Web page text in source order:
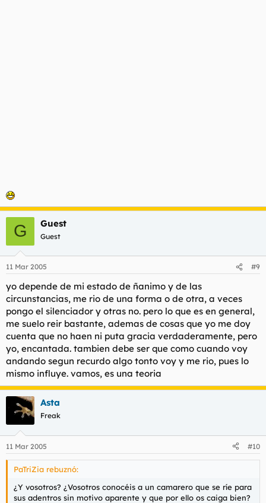
G Guest
Guest
11 Mar 2005 #9
yo depende de mi estado de ñanimo y de las
circunstancias, me rio de una forma o de otra, a veces
pongo el silenciador y otras no. pero lo que es en general,
me suelo reir bastante, ademas de cosas que yo me doy
cuenta que no haen ni puta gracia verdaderamente, pero
yo, encantada. tambien debe ser que como cuando voy
andando segun recurdo algo tonto voy y me rio, pues lo
mismo influye. vamos, es una teoria
Asta
Freak
11 Mar 2005 #10
PaTriZia rebuznó:
¿Y vosotros? ¿Vosotros conocéis a un camarero que se ríe para
sus adentros sin motivo aparente y que por ello os caiga bien?